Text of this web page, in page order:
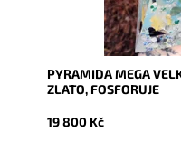
PYRAMIDA MEGA
ZLATO, FOSFORUJE
19 800 Kč